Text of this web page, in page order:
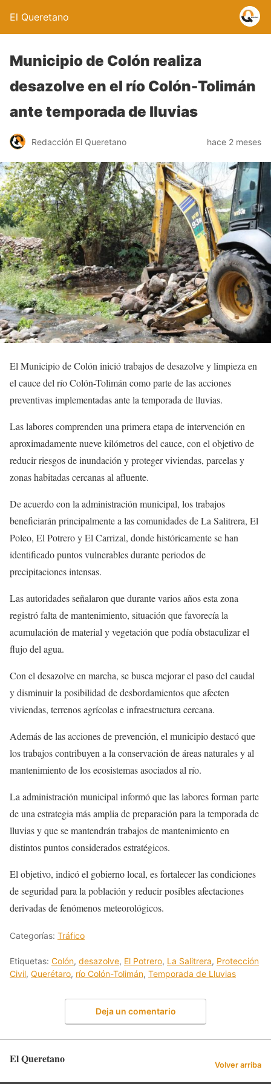
El Queretano
Municipio de Colón realiza
desazolve en el río Colón-Tolimán
ante temporada de lluvias
Redacción El Queretano hace 2 meses
El Municipio de Colón inició trabajos de desazolve y limpieza en
el cauce del río Colón-Tolimán como parte de las acciones
preventivas implementadas ante la temporada de lluvias.
Las labores comprenden una primera etapa de intervención en
aproximadamente nueve kilómetros del cauce, con el objetivo de
reducir riesgos de inundación y proteger viviendas, parcelas y
zonas habitadas cercanas al afluente.
De acuerdo con la administración municipal, los trabajos
beneficiarán principalmente a las comunidades de La Salitrera, El
Poleo, El Potrero y El Carrizal, donde históricamente se han
identificado puntos vulnerables durante periodos de
precipitaciones intensas.
Las autoridades señalaron que durante varios años esta zona
registró falta de mantenimiento, situación que favorecía la
acumulación de material y vegetación que podía obstaculizar el
flujo del agua.
Con el desazolve en marcha, se busca mejorar el paso del caudal
y disminuir la posibilidad de desbordamientos que afecten
viviendas, terrenos agrícolas e infraestructura cercana.
Además de las acciones de prevención, el municipio destacó que
los trabajos contribuyen a la conservación de áreas naturales y al
mantenimiento de los ecosistemas asociados al río.
La administración municipal informó que las labores forman parte
de una estrategia más amplia de preparación para la temporada de
lluvias y que se mantendrán trabajos de mantenimiento en
distintos puntos considerados estratégicos.
El objetivo, indicó el gobierno local, es fortalecer las condiciones
de seguridad para la población y reducir posibles afectaciones
derivadas de fenómenos meteorológicos.
Categorías: Tráfico
Etiquetas: Colón, desazolve, El Potrero, La Salitrera, Protección
Civil, Querétaro, río Colón-Tolimán, Temporada de Lluvias
Deja un comentario
El Queretano Volver arriba